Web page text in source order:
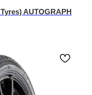
AUTOGRAPH